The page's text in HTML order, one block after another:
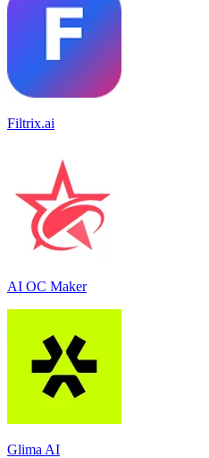
Filtrix.ai
AI OC Maker
Glima AI